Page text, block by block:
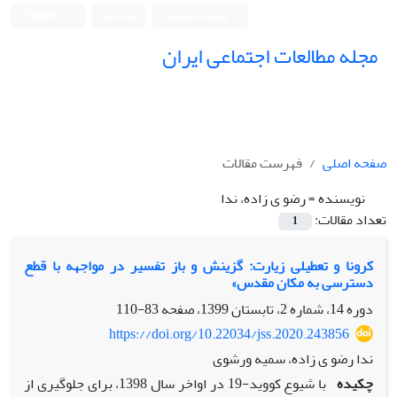
مجله مطالعات اجتماعی ایران
صفحه اصلی
فهرست مقالات
نویسنده =رضو ی زاده، ندا
تعداد مقالات:
1
کرونا و تعطیلی زیارت: گزینش و باز تفسیر در مواجهه با قطع
دسترسی به مکان مقدس»
دوره 14، شماره 2، تابستان 1399، صفحه
83-110
https://doi.org/10.22034/jss.2020.243856
ندا رضو ی زاده، سمیه ورشوی
چکیده
با شیوع کووید-19 در اواخر سال 1398، برای جلوگیری از